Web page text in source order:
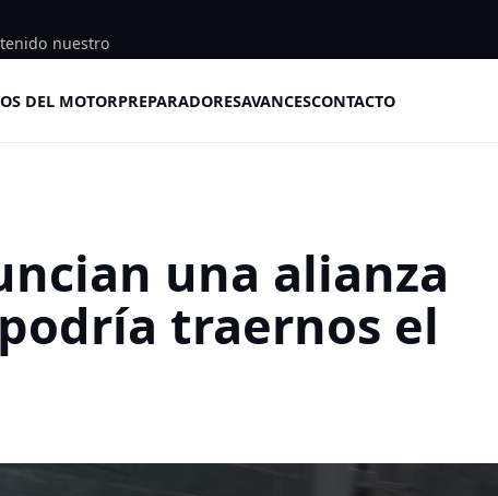
nuestro
DEL MOTORPREPARADORESAVANCESCONTACTO
una alianza
traernos el